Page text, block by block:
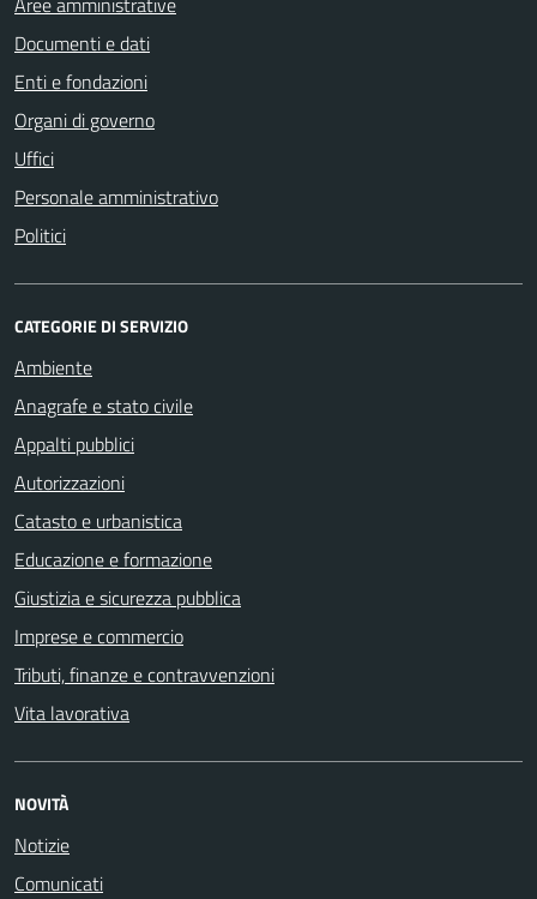
Documenti e dati
Enti e fondazioni
Organi di governo
Uffici
Personale amministrativo
Politici
CATEGORIE DI SERVIZIO
Ambiente
Anagrafe e stato civile
Appalti pubblici
Autorizzazioni
Catasto e urbanistica
Educazione e formazione
Giustizia e sicurezza pubblica
Imprese e commercio
Tributi, finanze e contravvenzioni
Vita lavorativa
NOVITÀ
Notizie
Comunicati